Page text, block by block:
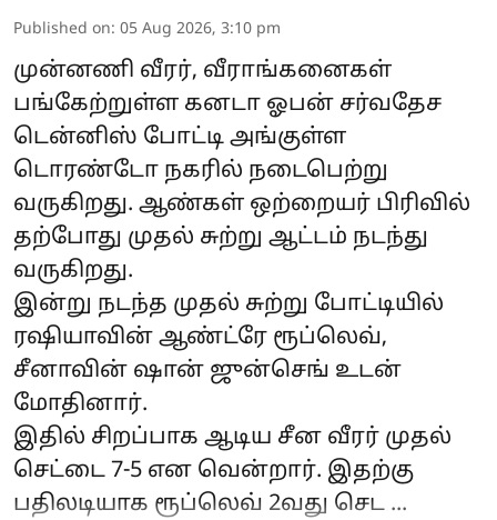
Published on: 05 Aug 2026, 3:10 pm
முன்னணி வீரர், வீராங்கனைகள்
பங்கேற்றுள்ள கனடா ஓபன் சர்வதேச
டென்னிஸ் போட்டி அங்குள்ள
டொரண்டோ நகரில் நடைபெற்று
வருகிறது. ஆண்கள் ஒற்றையர் பிரிவில்
தற்போது முதல் சுற்று ஆட்டம் நடந்து
வருகிறது.
இன்று நடந்த முதல் சுற்று போட்டியில்
ரஷியாவின் ஆண்ட்ரே ரூப்லெவ்,
சீனாவின் ஷான் ஜுன்செங் உடன்
மோதினார்.
இதில் சிறப்பாக ஆடிய சீன வீரர் முதல்
செட்டை 7-5 என வென்றார். இதற்கு
பதிலடியாக ரூப்லெவ் 2வது செட ...